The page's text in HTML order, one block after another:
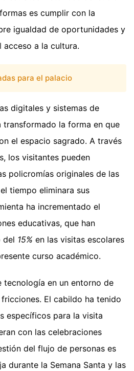
es cumplir con la
igualdad de oportunidades y
acceso a la cultura.
para el palacio
digitales y sistemas de
transformado la forma en que
el espacio sagrado. A través
los visitantes pueden
policromías originales de las
tiempo eliminara sus
ha incrementado el
educativas, que han
del 15% en las visitas escolares
curso académico.
tecnología en un entorno de
El cabildo ha tenido
específicos para la visita
con las celebraciones
del flujo de personas es
durante la Semana Santa y las